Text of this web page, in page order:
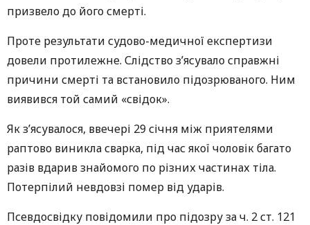
призвело до його смерті.
Проте результати судово-медичної експертизи
довели протилежне. Слідство з’ясувало справжні
причини смерті та встановило підозрюваного. Ним
виявився той самий «свідок».
Як з’ясувалося, ввечері 29 січня між приятелями
раптово виникла сварка, під час якої чоловік багато
разів вдарив знайомого по різних частинах тіла.
Потерпілий невдовзі помер від ударів.
Псевдосвідку повідомили про підозру за ч. 2 ст. 121